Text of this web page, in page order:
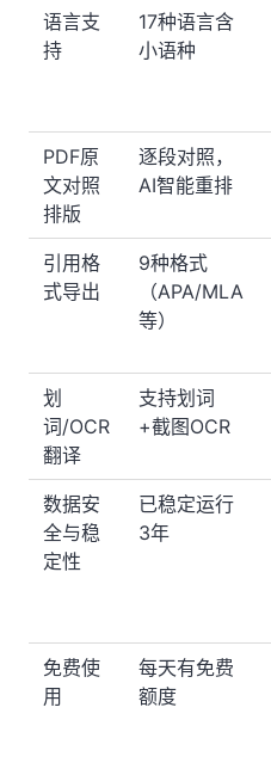
语言支
持
17种语言含
小语种
PDF原
文对照
排版
逐段对照，
AI智能重排
引用格
式导出
9种格式
（APA/MLA
等）
划
词/OCR
翻译
支持划词
+截图OCR
数据安
全与稳
定性
已稳定运行
3年
免费使
用
每天有免费
额度